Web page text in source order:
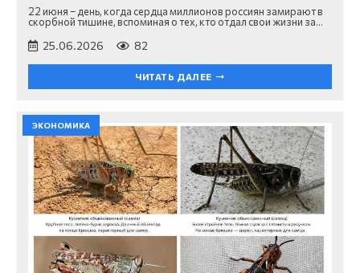
22 июня – день, когда сердца миллионов россиян замирают в
скорбной тишине, вспоминая о тех, кто отдал свои жизни за…
25.06.2026 82
ЧИТАТЬ ДАЛЕЕ
ЭКОНОМИКА